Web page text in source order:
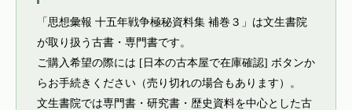
「思想彙報 十五年戦争極秘資料集 補巻３」は文生書院
が取り扱う古書・専門書です。
ご購入希望の際には [日本の古本屋で在庫確認] ボタンか
らお手続きください（売り切れの場合もあります）。
文生書院では専門書・研究書・歴史資料を中心とした古